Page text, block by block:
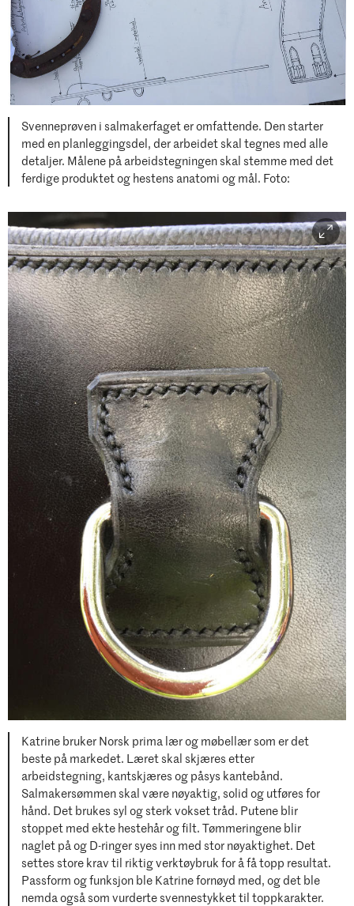
Svenneprøven i salmakerfaget er omfattende. Den starter
med en planleggingsdel, der arbeidet skal tegnes med alle
detaljer. Målene på arbeidstegningen skal stemme med det
ferdige produktet og hestens anatomi og mål. Foto:
Katrine bruker Norsk prima lær og møbellær som er det
beste på markedet. Læret skal skjæres etter
arbeidstegning, kantskjæres og påsys kantebånd.
Salmakersømmen skal være nøyaktig, solid og utføres for
hånd. Det brukes syl og sterk vokset tråd. Putene blir
stoppet med ekte hestehår og filt. Tømmeringene blir
naglet på og D-ringer syes inn med stor nøyaktighet. Det
settes store krav til riktig verktøybruk for å få topp resultat.
Passform og funksjon ble Katrine fornøyd med, og det ble
nemda også som vurderte svennestykket til toppkarakter.